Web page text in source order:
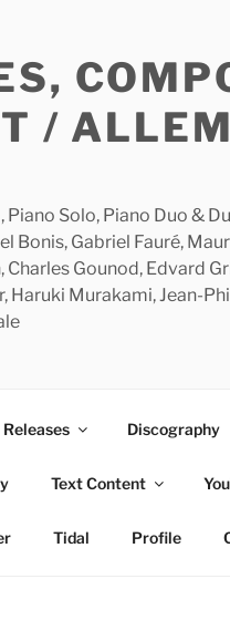
/
Solo, Piano Duo &
Bonis, Gabriel Fauré,
Charles Gounod, Edvard
Murakami, Jean-
Discography
Text Content
Tidal Profile